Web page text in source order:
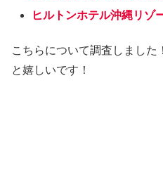
ヒルトンホテル沖縄リゾ
こちらについて調査しました
と嬉しいです！